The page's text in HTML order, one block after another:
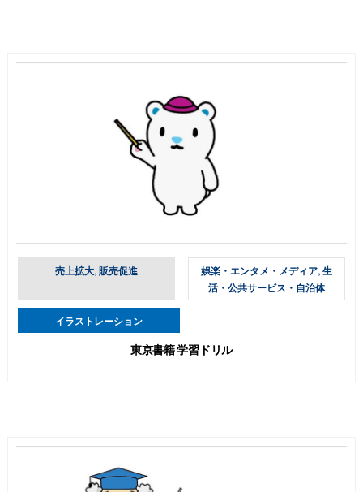
売上拡大, 販売促進
娯楽・エンタメ・メディア, 生
活・公共サービス・自治体
イラストレーション
東京書籍 学習ドリル